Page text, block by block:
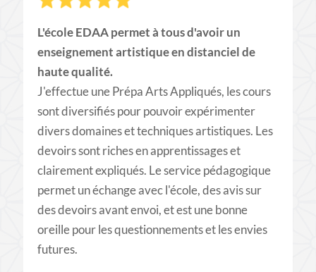
L'école EDAA permet à tous d'avoir un
enseignement artistique en distanciel de
haute qualité.
​J'effectue une Prépa Arts Appliqués, les cours
sont diversifiés pour pouvoir expérimenter
divers domaines et techniques artistiques. Les
devoirs sont riches en apprentissages et
clairement expliqués. Le service pédagogique
permet un échange avec l'école, des avis sur
des devoirs avant envoi, et est une bonne
oreille pour les questionnements et les envies
futures.